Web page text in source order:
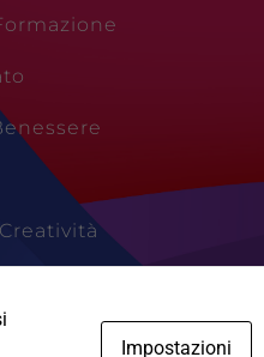
Impostazioni